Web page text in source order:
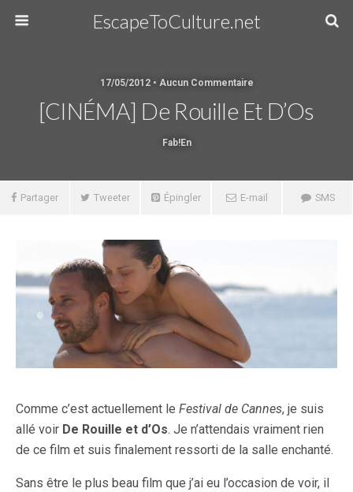
EscapeToCulture.net
17/05/2012 • Aucun Commentaire
[CINÉMA] De Rouille Et D’Os
Fab!en
Partager Tweeter Épingler E-mail SMS
Comme c’est actuellement le Festival de Cannes, je suis
allé voir De Rouille et d’Os. Je n’attendais vraiment rien
de ce film et suis finalement ressorti de la salle enchanté.
Sans être le plus beau film que j’ai eu l’occasion de voir, il